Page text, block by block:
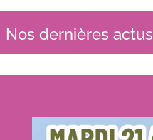
Nos dernières actus